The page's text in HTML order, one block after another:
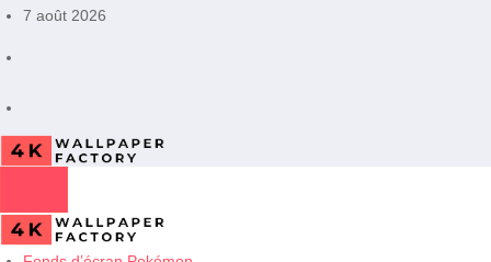
Aller7 août 2026